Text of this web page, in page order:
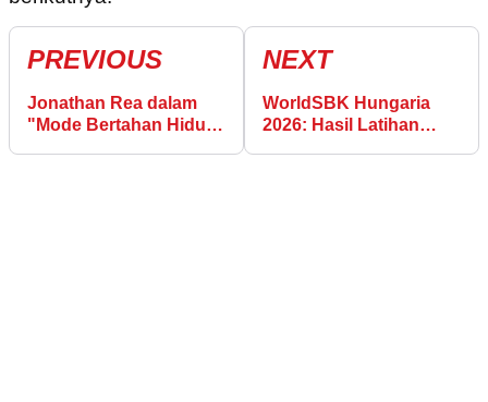
PREVIOUS
Jonathan Rea dalam
"Mode Bertahan Hidup"
NEXT
WorldSBK Hungaria
2026: Hasil Latihan